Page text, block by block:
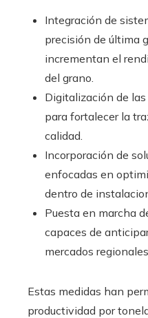
Integración de
precisión de última
incrementan el
del grano.
Digitalización de
para fortalecer la
calidad.
Incorporación de
enfocadas en
dentro de
Puesta en marcha
capaces de
mercados regionales.
Estas medidas han
productividad por